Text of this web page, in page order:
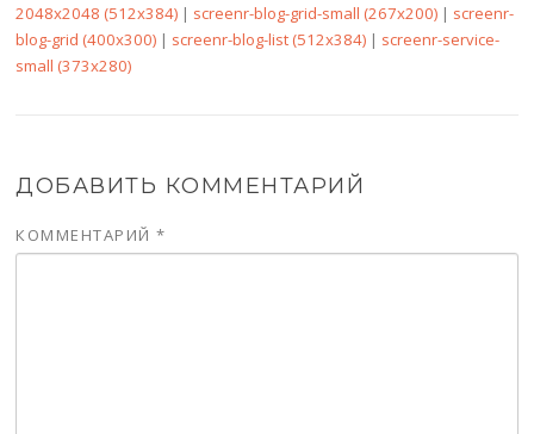
2048x2048 (512x384) | screenr-blog-grid-small (267x200) | screenr-
blog-grid (400x300) | screenr-blog-list (512x384) | screenr-service-
small (373x280)
ДОБАВИТЬ КОММЕНТАРИЙ
КОММЕНТАРИЙ*